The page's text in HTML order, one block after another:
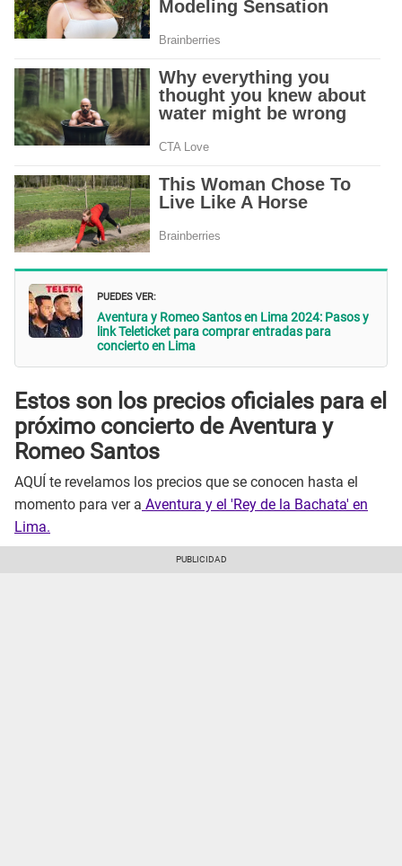
PUEDES VER:
Aventura y Romeo Santos en Lima 2024: Pasos y
link Teleticket para comprar entradas para
concierto en Lima
Estos son los precios oficiales para el
próximo concierto de Aventura y
Romeo Santos
AQUÍ te revelamos los precios que se conocen hasta el
momento para ver a Aventura y el 'Rey de la Bachata' en
Lima.